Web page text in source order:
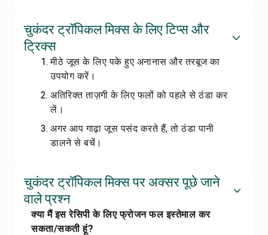
चुकंदर ट्रॉपिकल मिक्स के लिए टिप्स और
ट्रिक्स
मीठे जूस के लिए पके हुए अनानास और तरबूज का
उपयोग करें।
अतिरिक्त ताज़गी के लिए फलों को पहले से ठंडा कर
लें।
अगर आप गाढ़ा जूस पसंद करते हैं, तो ठंडा पानी
डालने से बचें।
चुकंदर ट्रॉपिकल मिक्स पर अक्सर पूछे जाने
वाले प्रश्न
क्या मैं इस रेसिपी के लिए फ्रोजन फल इस्तेमाल कर
सकता/सकती हूं?